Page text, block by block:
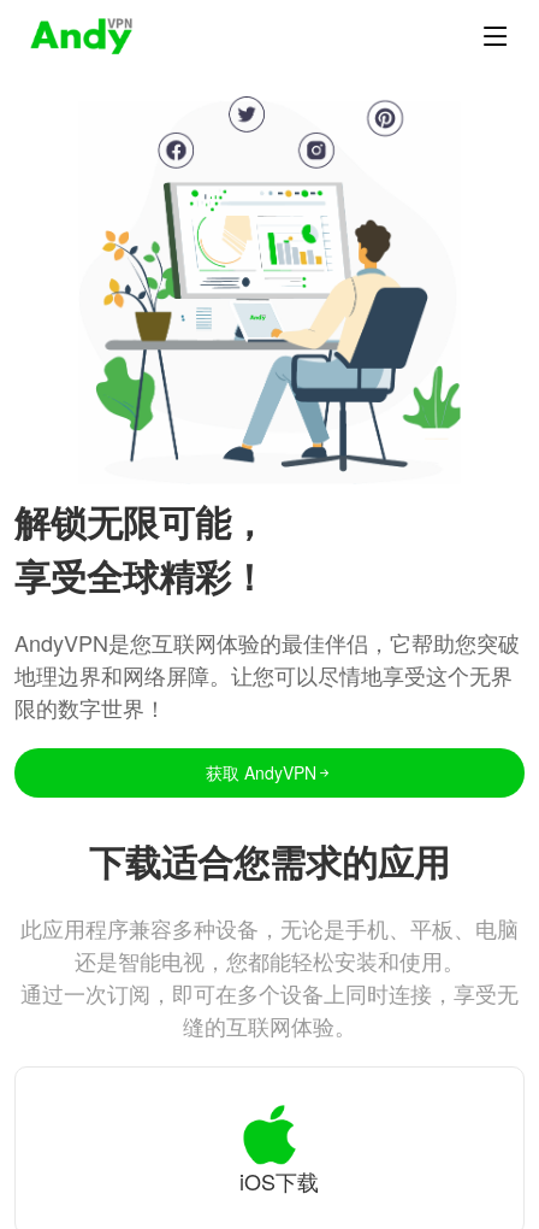
解锁无限可能，
享受全球精彩！
AndyVPN是您互联网体验的最佳伴侣，它帮助您突破
地理边界和网络屏障。让您可以尽情地享受这个无界
限的数字世界！
获取 AndyVPN
下载适合您需求的应用
此应用程序兼容多种设备，无论是手机、平板、电脑
还是智能电视，您都能轻松安装和使用。
通过一次订阅，即可在多个设备上同时连接，享受无
缝的互联网体验。
iOS下载